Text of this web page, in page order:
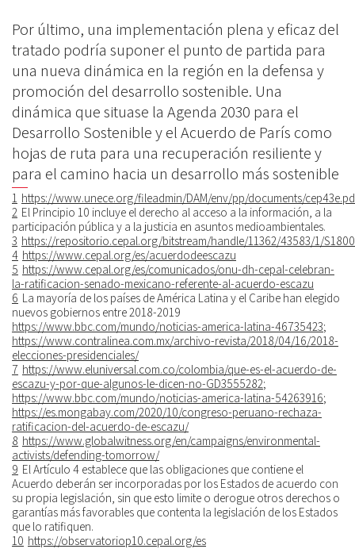
Por último, una implementación plena y eficaz del
tratado podría suponer el punto de partida para
una nueva dinámica en la región en la defensa y
promoción del desarrollo sostenible. Una
dinámica que situase la Agenda 2030 para el
Desarrollo Sostenible y el Acuerdo de París como
hojas de ruta para una recuperación resiliente y
para el camino hacia un desarrollo más sostenible
1 https://www.unece.org/fileadmin/DAM/env/pp/documents/
2 El Principio 10 incluye el derecho al acceso a la información, a la
participación pública y a la justicia en asuntos medioambientales.
3 https://repositorio.cepal.org/bitstream/handle/11362/43583/1/
4 https://www.cepal.org/es/acuerdodeescazu
5 https://www.cepal.org/es/comunicados/onu-dh-cepal-celebran-
la-ratificacion-senado-mexicano-referente-al-acuerdo-escazu
6 La mayoría de los países de América Latina y el Caribe han elegido
nuevos gobiernos entre 2018-2019
https://www.bbc.com/mundo/noticias-america-latina-46735423;
https://www.contralinea.com.mx/archivo-revista/2018/04/16/2018-
elecciones-presidenciales/
7 https://www.eluniversal.com.co/colombia/que-es-el-acuerdo-de-
escazu-y-por-que-algunos-le-dicen-no-GD3555282;
https://www.bbc.com/mundo/noticias-america-latina-54263916;
https://es.mongabay.com/2020/10/congreso-peruano-rechaza-
ratificacion-del-acuerdo-de-escazu/
8 https://www.globalwitness.org/en/campaigns/environmental-
activists/defending-tomorrow/
9 El Artículo 4 establece que las obligaciones que contiene el
Acuerdo deberán ser incorporadas por los Estados de acuerdo con
su propia legislación, sin que esto limite o derogue otros derechos o
garantías más favorables que contenta la legislación de los Estados
que lo ratifiquen.
10 https://observatoriop10.cepal.org/es